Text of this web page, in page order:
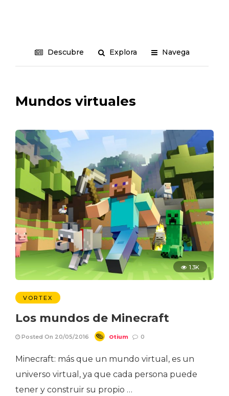
Descubre Explora Navega
Mundos virtuales
1.3K
VORTEX
Los mundos de Minecraft
Posted On 20/05/2016 Otium 0
Minecraft: más que un mundo virtual, es un
universo virtual, ya que cada persona puede
tener y construir su propio …